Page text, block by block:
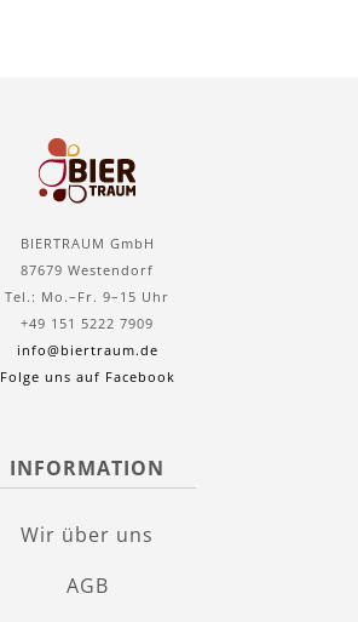
BIERTRAUM GmbH
87679 Westendorf
Tel.: Mo.–Fr. 9–15 Uhr
+49 151 5222 7909
info@biertraum.de
Folge uns auf Facebook
INFORMATION
Wir über uns
AGB